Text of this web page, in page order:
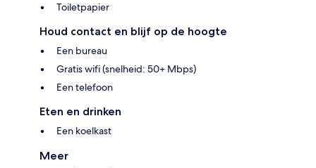
Toiletpapier
Houd contact en blijf op de hoogte
Een bureau
Gratis wifi (snelheid: 50+ Mbps)
Een telefoon
Eten en drinken
Een koelkast
Meer